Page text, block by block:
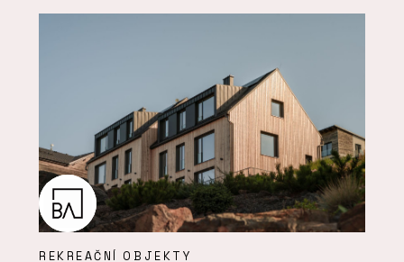
REKREAČNÍ OBJEKTY